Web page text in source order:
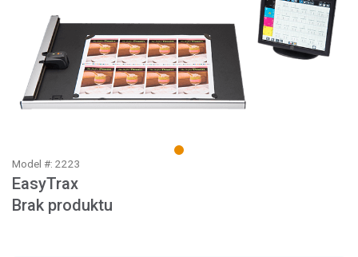
1
Model #: 2223
EasyTrax
Brak produktu